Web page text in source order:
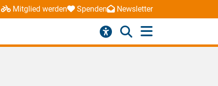
Mitglied werden Spenden Newsletter